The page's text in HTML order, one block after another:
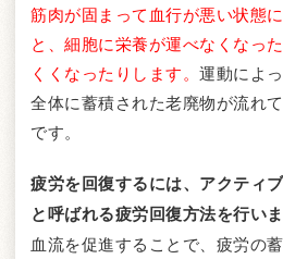
筋肉が固まって血行が悪い状態
と、細胞に栄養が運べなくなっ
くくなったりします。 運動によ
全体に蓄積された老廃物が流れ
です。
疲労を回復するには、アクティ
と呼ばれる疲労回復方法を行いま
血流を促進することで、疲労の